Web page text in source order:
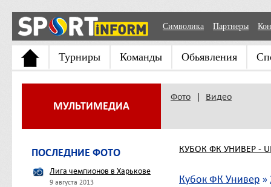
Символика Партнеры
Турниры Команды Обьявления
МУЛЬТИМЕДИА
Фото | Видео
ПОСЛЕДНИЕ ФОТО
Лига чемпионов в Харькове
9 августа 2013
КУБОК ФК УНИВЕР -
Кубок ФК Универ »